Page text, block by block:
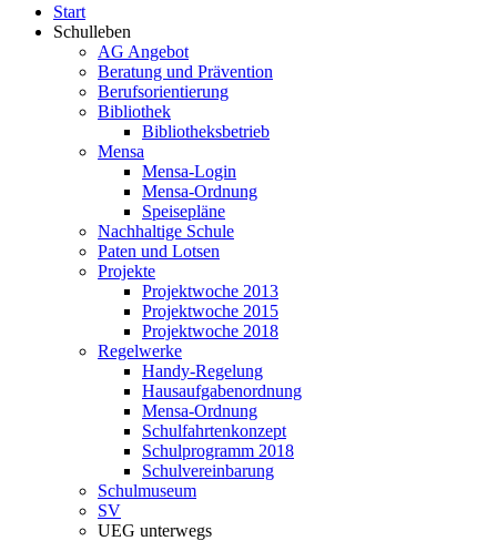
Start
Schulleben
AG Angebot
Beratung und Prävention
Berufsorientierung
Bibliothek
Bibliotheksbetrieb
Mensa
Mensa-Login
Mensa-Ordnung
Speisepläne
Nachhaltige Schule
Paten und Lotsen
Projekte
Projektwoche 2013
Projektwoche 2015
Projektwoche 2018
Regelwerke
Handy-Regelung
Hausaufgabenordnung
Mensa-Ordnung
Schulfahrtenkonzept
Schulprogramm 2018
Schulvereinbarung
Schulmuseum
SV
UEG unterwegs